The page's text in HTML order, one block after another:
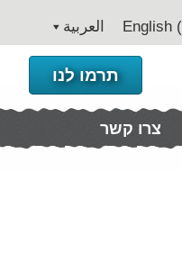
العربية
תרמו לנו
צרו קשר